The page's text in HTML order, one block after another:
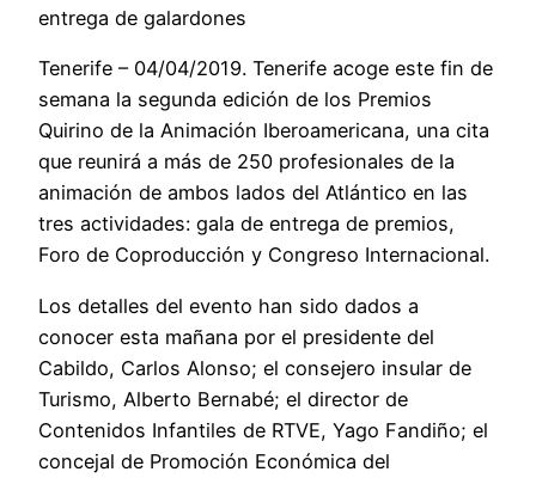
entrega de galardones
Tenerife – 04/04/2019. Tenerife acoge este fin de
semana la segunda edición de los Premios
Quirino de la Animación Iberoamericana, una cita
que reunirá a más de 250 profesionales de la
animación de ambos lados del Atlántico en las
tres actividades: gala de entrega de premios,
Foro de Coproducción y Congreso Internacional.
Los detalles del evento han sido dados a
conocer esta mañana por el presidente del
Cabildo, Carlos Alonso; el consejero insular de
Turismo, Alberto Bernabé; el director de
Contenidos Infantiles de RTVE, Yago Fandiño; el
concejal de Promoción Económica del